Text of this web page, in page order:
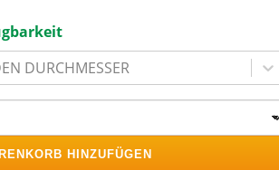
DURCHMESSER
HINZUFÜGEN